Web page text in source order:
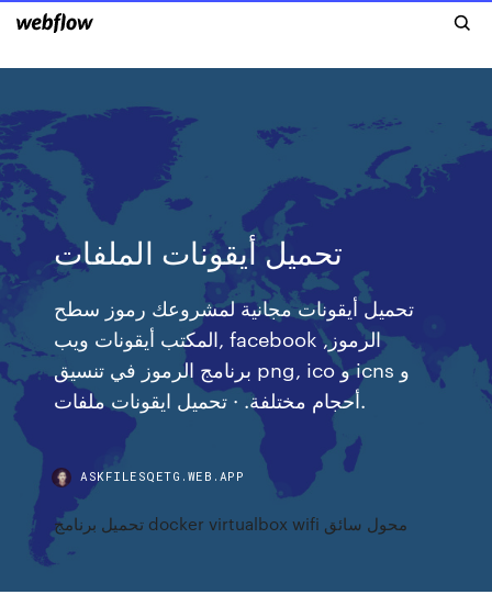
تحميل أيقونات الملفات
تحميل أيقونات مجانية لمشروعك رموز سطح
المكتب أيقونات ويب, facebook الرموز,
برنامج الرموز في تنسيق png, ico و icns و
أحجام مختلفة. · تحميل ايقونات ملفات.
ASKFILESQETG.WEB.APP
تحميل برنامج docker virtualbox wifi محول سائق